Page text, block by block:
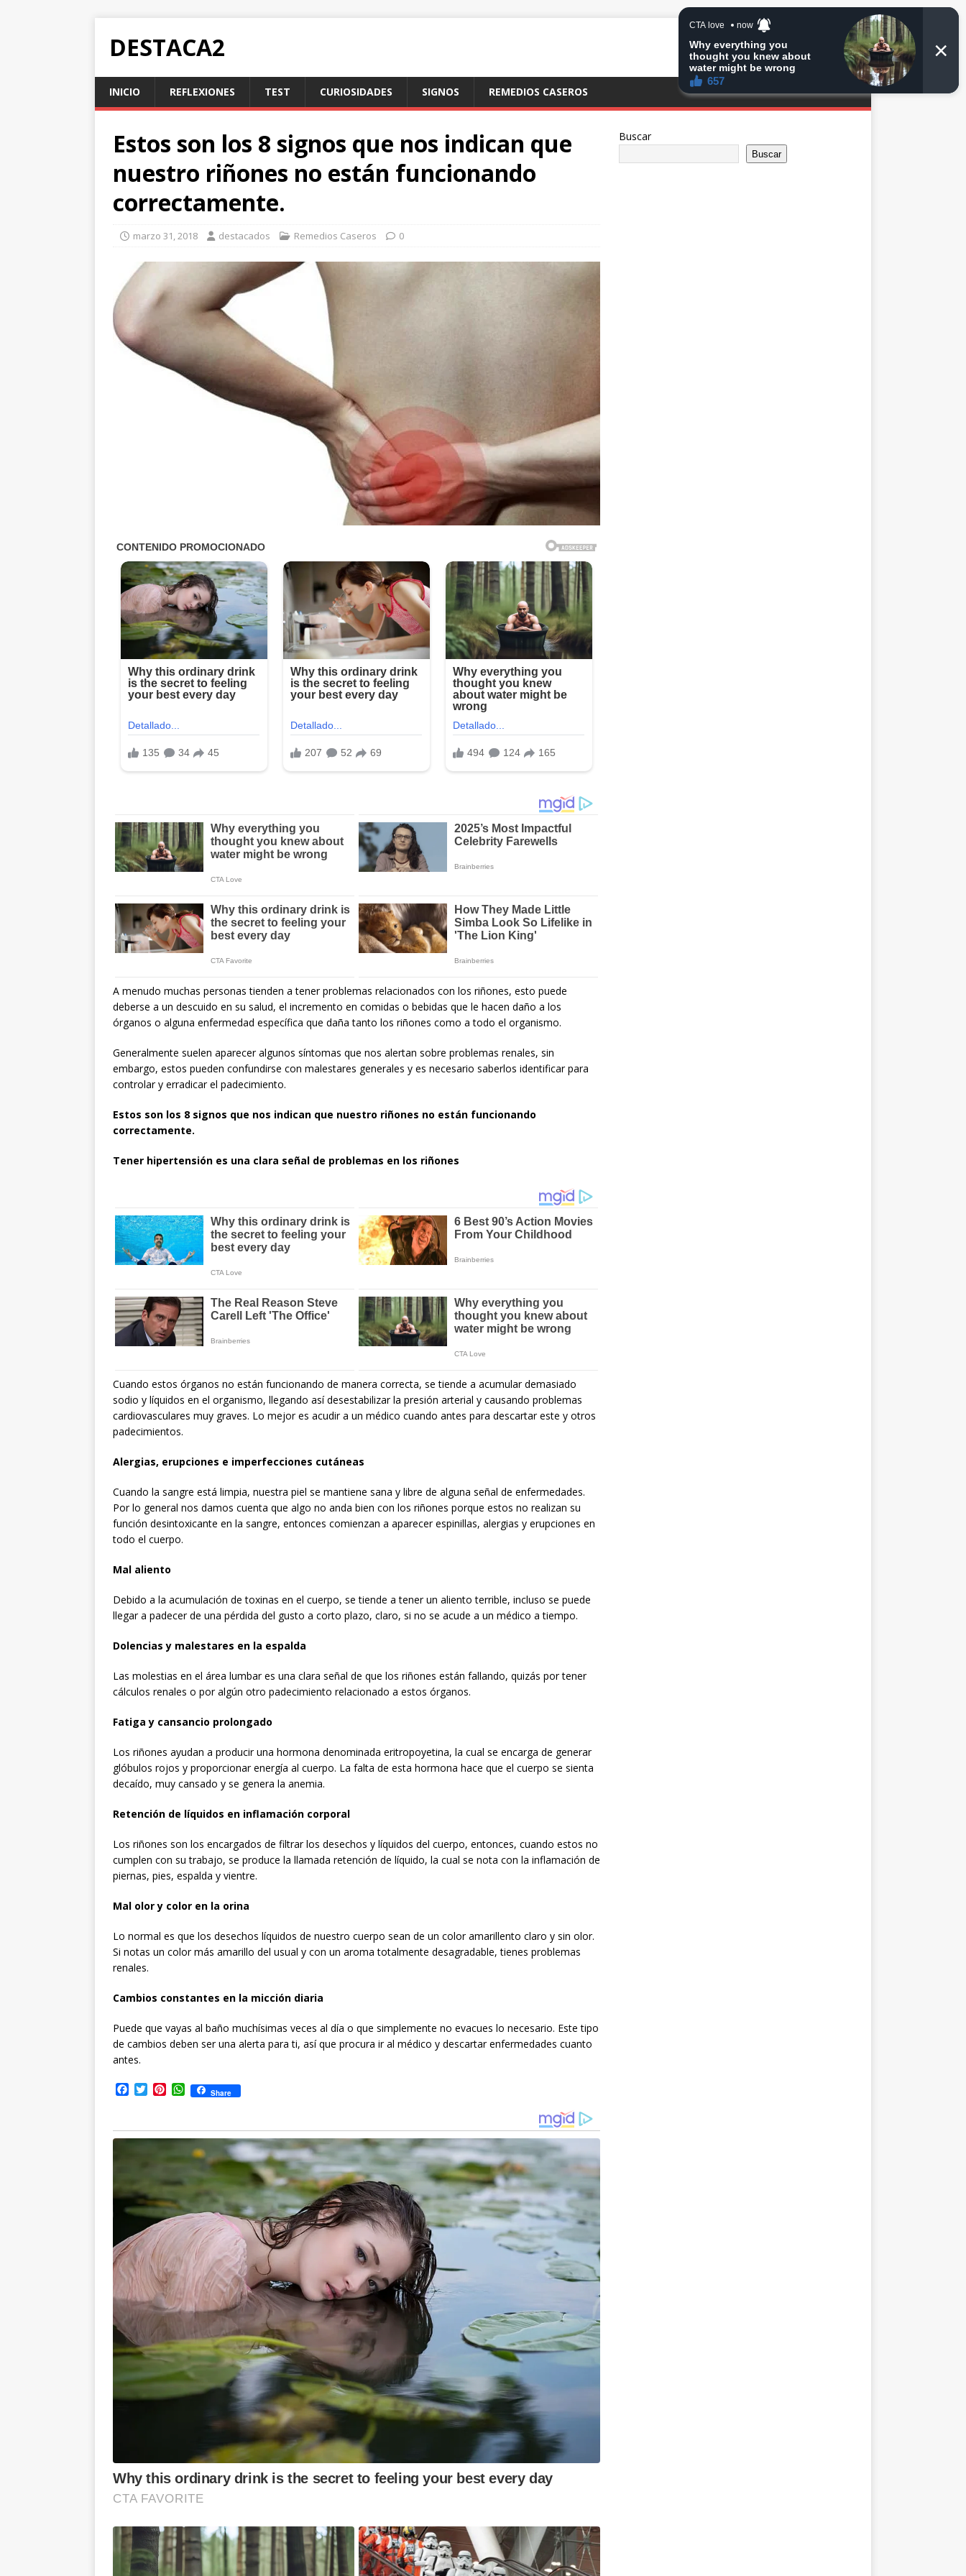
DESTACA2
INICIO REFLEXIONES TEST CURIOSIDADES SIGNOS REMEDIOS CASEROS
Estos son los 8 signos que nos indican que
nuestro riñones no están funcionando
correctamente.
marzo 31, 2018 destacados Remedios Caseros 0
A menudo muchas personas tienden a tener problemas relacionados con los riñones, esto puede
deberse a un descuido en su salud, el incremento en comidas o bebidas que le hacen daño a los
órganos o alguna enfermedad específica que daña tanto los riñones como a todo el organismo.
Generalmente suelen aparecer algunos síntomas que nos alertan sobre problemas renales, sin
embargo, estos pueden confundirse con malestares generales y es necesario saberlos identificar para
controlar y erradicar el padecimiento.
Estos son los 8 signos que nos indican que nuestro riñones no están funcionando
correctamente.
Tener hipertensión es una clara señal de problemas en los riñones
Cuando estos órganos no están funcionando de manera correcta, se tiende a acumular demasiado
sodio y líquidos en el organismo, llegando así desestabilizar la presión arterial y causando problemas
cardiovasculares muy graves. Lo mejor es acudir a un médico cuando antes para descartar este y otros
padecimientos.
Alergias, erupciones e imperfecciones cutáneas
Cuando la sangre está limpia, nuestra piel se mantiene sana y libre de alguna señal de enfermedades.
Por lo general nos damos cuenta que algo no anda bien con los riñones porque estos no realizan su
función desintoxicante en la sangre, entonces comienzan a aparecer espinillas, alergias y erupciones en
todo el cuerpo.
Mal aliento
Debido a la acumulación de toxinas en el cuerpo, se tiende a tener un aliento terrible, incluso se puede
llegar a padecer de una pérdida del gusto a corto plazo, claro, si no se acude a un médico a tiempo.
Dolencias y malestares en la espalda
Las molestias en el área lumbar es una clara señal de que los riñones están fallando, quizás por tener
cálculos renales o por algún otro padecimiento relacionado a estos órganos.
Fatiga y cansancio prolongado
Los riñones ayudan a producir una hormona denominada eritropoyetina, la cual se encarga de generar
glóbulos rojos y proporcionar energía al cuerpo. La falta de esta hormona hace que el cuerpo se sienta
decaído, muy cansado y se genera la anemia.
Retención de líquidos en inflamación corporal
Los riñones son los encargados de filtrar los desechos y líquidos del cuerpo, entonces, cuando estos no
cumplen con su trabajo, se produce la llamada retención de líquido, la cual se nota con la inflamación de
piernas, pies, espalda y vientre.
Mal olor y color en la orina
Lo normal es que los desechos líquidos de nuestro cuerpo sean de un color amarillento claro y sin olor.
Si notas un color más amarillo del usual y con un aroma totalmente desagradable, tienes problemas
renales.
Cambios constantes en la micción diaria
Puede que vayas al baño muchísimas veces al día o que simplemente no evacues lo necesario. Este tipo
de cambios deben ser una alerta para ti, así que procura ir al médico y descartar enfermedades cuanto
antes.
e
b
T
t
t
P
t
e
r
e
s
W
h
t
s
A
p
Share
Buscar
Buscar